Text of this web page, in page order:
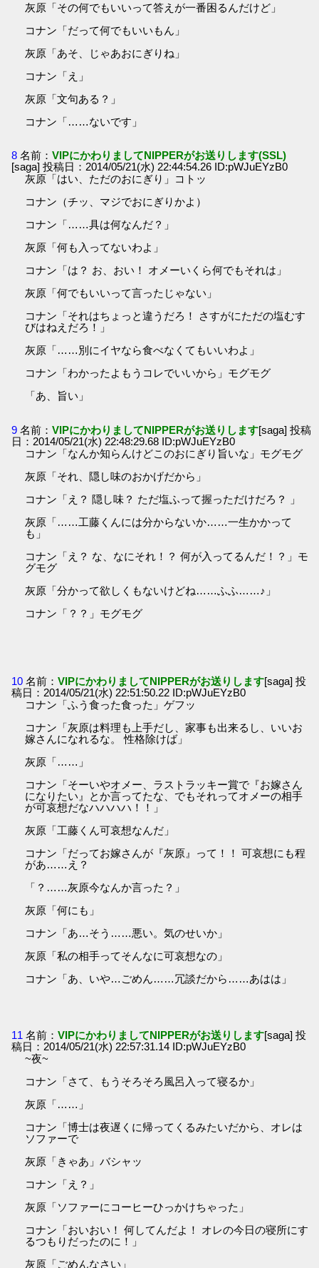
灰原「その何でもいいって答えが一番困るんだけど」
コナン「だって何でもいいもん」
灰原「あそ、じゃあおにぎりね」
コナン「え」
灰原「文句ある？」
コナン「……ないです」
8 名前：VIPにかわりましてNIPPERがお送りします(SSL)
[saga] 投稿日：2014/05/21(水) 22:44:54.26 ID:pWJuEYzB0
灰原「はい、ただのおにぎり」コトッ
コナン（チッ、マジでおにぎりかよ）
コナン「……具は何なんだ？」
灰原「何も入ってないわよ」
コナン「は？ お、おい！ オメーいくら何でもそれは」
灰原「何でもいいって言ったじゃない」
コナン「それはちょっと違うだろ！ さすがにただの塩むす
びはねえだろ！」
灰原「……別にイヤなら食べなくてもいいわよ」
コナン「わかったよもうコレでいいから」モグモグ
「あ、旨い」
9 名前：VIPにかわりましてNIPPERがお送りします[saga] 投稿
日：2014/05/21(水) 22:48:29.68 ID:pWJuEYzB0
コナン「なんか知らんけどこのおにぎり旨いな」モグモグ
灰原「それ、隠し味のおかげだから」
コナン「え？ 隠し味？ ただ塩ふって握っただけだろ？ 」
灰原「……工藤くんには分からないか……一生かかって
も」
コナン「え？ な、なにそれ！？ 何が入ってるんだ！？」モ
グモグ
灰原「分かって欲しくもないけどね……ふふ……♪」
コナン「？？」モグモグ
10 名前：VIPにかわりましてNIPPERがお送りします[saga] 投
稿日：2014/05/21(水) 22:51:50.22 ID:pWJuEYzB0
コナン「ふう食った食った」ゲフッ
コナン「灰原は料理も上手だし、家事も出来るし、いいお
嫁さんになれるな。 性格除けば」
灰原「……」
コナン「そーいやオメー、ラストラッキー賞で『お嫁さん
になりたい』とか言ってたな、でもそれってオメーの相手
が可哀想だなハハハハ！！」
灰原「工藤くん可哀想なんだ」
コナン「だってお嫁さんが『灰原』って！！ 可哀想にも程
があ……え？
「？……灰原今なんか言った？」
灰原「何にも」
コナン「あ…そう……悪い。気のせいか」
灰原「私の相手ってそんなに可哀想なの」
コナン「あ、いや…ごめん……冗談だから……あはは」
11 名前：VIPにかわりましてNIPPERがお送りします[saga] 投
稿日：2014/05/21(水) 22:57:31.14 ID:pWJuEYzB0
~夜~
コナン「さて、もうそろそろ風呂入って寝るか」
灰原「……」
コナン「博士は夜遅くに帰ってくるみたいだから、オレは
ソファーで
灰原「きゃあ」バシャッ
コナン「え？」
灰原「ソファーにコーヒーひっかけちゃった」
コナン「おいおい！ 何してんだよ！ オレの今日の寝所にす
るつもりだったのに！」
灰原「ごめんなさい」